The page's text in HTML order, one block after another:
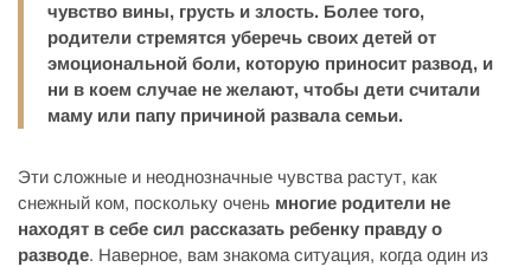
чувство вины, грусть и злость. Более того,
родители стремятся уберечь своих детей от
эмоциональной боли, которую приносит развод, и
ни в коем случае не желают, чтобы дети считали
маму или папу причиной развала семьи.
Эти сложные и неоднозначные чувства растут, как
снежный ком, поскольку очень многие родители не
находят в себе сил рассказать ребенку правду о
разводе. Наверное, вам знакома ситуация, когда один из